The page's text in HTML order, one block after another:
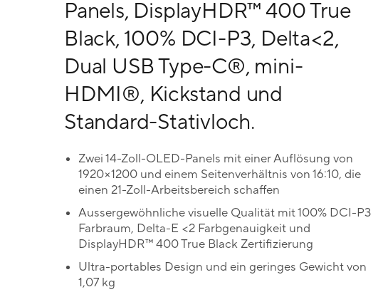
Panels, DisplayHDR™ 400 True
Black, 100% DCI-P3, Delta<2,
Dual USB Type-C®, mini-
HDMI®, Kickstand und
Standard-Stativloch.
Zwei 14-Zoll-OLED-Panels mit einer Auflösung von
1920×1200 und einem Seitenverhältnis von 16:10, die
einen 21-Zoll-Arbeitsbereich schaffen
Aussergewöhnliche visuelle Qualität mit 100% DCI-P3
Farbraum, Delta-E <2 Farbgenauigkeit und
DisplayHDR™ 400 True Black Zertifizierung
Ultra-portables Design und ein geringes Gewicht von
1,07 kg